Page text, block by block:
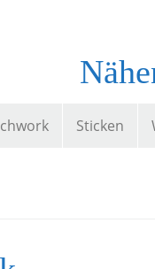
Sticken